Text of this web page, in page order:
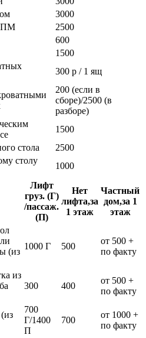
3000
ПМ
2500
600
1500
300 р / 1 ящ
200 (если в
сборе)/2500 (в
разборе)
1500
стола
2500
столу
1000
Лифт
груз. (Г)
/пассаж.
(П)
Нет
лифта,за
1 этаж
Частный
дом,за 1
этаж
(из
1000 Г 500
от 500 +
по факту
из
300 400
от 500 +
по факту
700
Г/1400
П
700
от 1000 +
по факту